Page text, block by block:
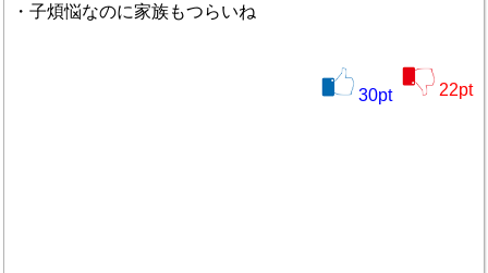
・子煩悩なのに家族もつらいね
30pt 22pt